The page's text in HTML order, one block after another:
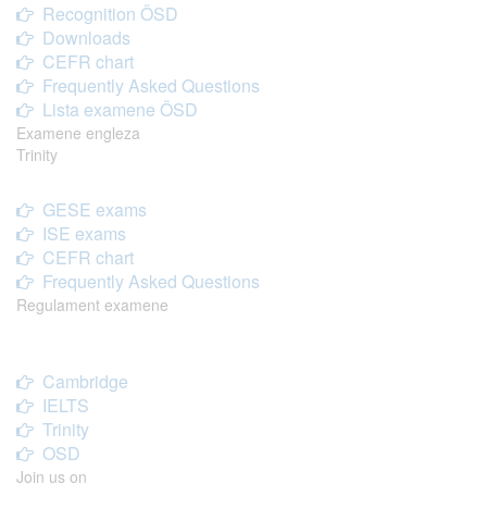
Recognition ÖSD
Downloads
CEFR chart
Frequently Asked Questions
Lista examene ÖSD
Examene engleza
Trinity
GESE exams
ISE exams
CEFR chart
Frequently Asked Questions
Regulament examene
Cambridge
IELTS
Trinity
OSD
Join us on